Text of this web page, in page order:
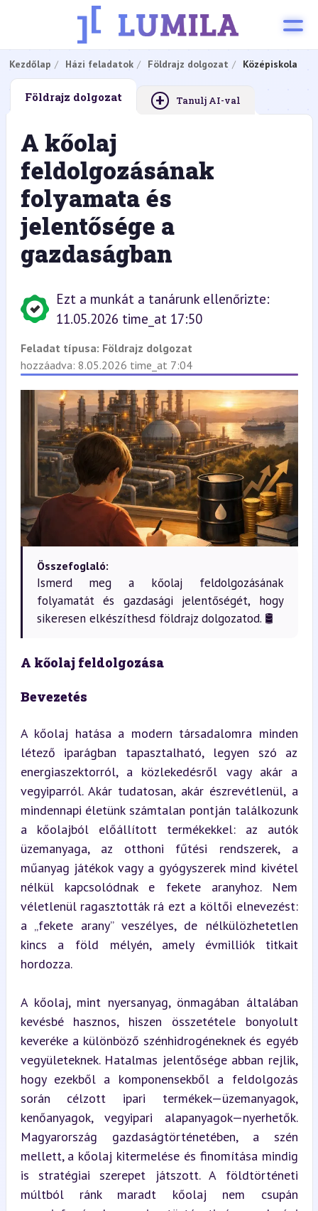
Kezdőlap Házi feladatok Földrajz dolgozat Középiskola
Földrajz dolgozat + Tanulj AI-val
A kőolaj
feldolgozásának
folyamata és
jelentősége a
gazdaságban
Ezt a munkát a tanárunk ellenőrizte:
11.05.2026 time_at 17:50
Feladat típusa: Földrajz dolgozat
hozzáadva: 8.05.2026 time_at 7:04
Összefoglaló:
Ismerd meg a kőolaj feldolgozásának
folyamatát és gazdasági jelentőségét, hogy
sikeresen elkészíthesd földrajz dolgozatod. 🛢️
A kőolaj feldolgozása
Bevezetés
A kőolaj hatása a modern társadalomra minden
létező iparágban tapasztalható, legyen szó az
energiaszektorról, a közlekedésről vagy akár a
vegyiparról. Akár tudatosan, akár észrevétlenül, a
mindennapi életünk számtalan pontján találkozunk
a kőolajból előállított termékekkel: az autók
üzemanyaga, az otthoni fűtési rendszerek, a
műanyag játékok vagy a gyógyszerek mind kivétel
nélkül kapcsolódnak e fekete aranyhoz. Nem
véletlenül ragasztották rá ezt a költői elnevezést:
a „fekete arany” veszélyes, de nélkülözhetetlen
kincs a föld mélyén, amely évmilliók titkait
hordozza.
A kőolaj, mint nyersanyag, önmagában általában
kevésbé hasznos, hiszen összetétele bonyolult
keveréke a különböző szénhidrogéneknek és egyéb
vegyületeknek. Hatalmas jelentősége abban rejlik,
hogy ezekből a komponensekből a feldolgozás
során célzott ipari termékek—üzemanyagok,
kenőanyagok, vegyipari alapanyagok—nyerhetők.
Magyarország gazdaságtörténetében, a szén
mellett, a kőolaj kitermelése és finomítása mindig
is stratégiai szerepet játszott. A földtörténeti
múltból ránk maradt kőolaj nem csupán